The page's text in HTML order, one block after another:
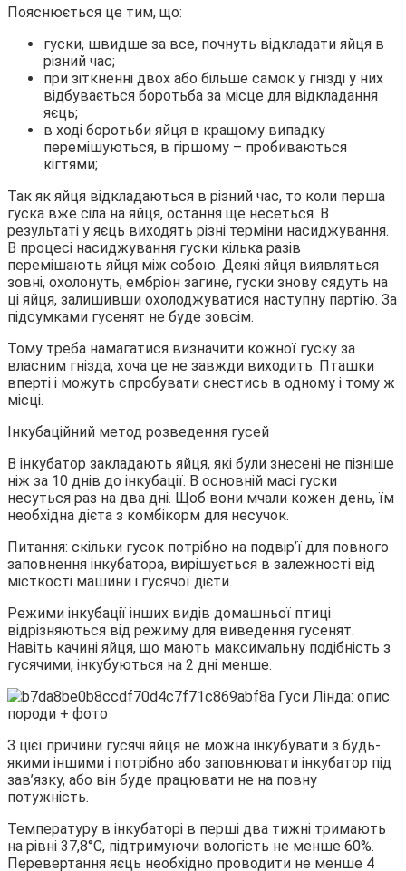
Пояснюється це тим, що:
гуски, швидше за все, почнуть відкладати яйця в
різний час;
при зіткненні двох або більше самок у гнізді у них
відбувається боротьба за місце для відкладання
яєць;
в ході боротьби яйця в кращому випадку
перемішуються, в гіршому – пробиваються
кігтями;
Так як яйця відкладаються в різний час, то коли перша
гуска вже сіла на яйця, остання ще несеться. В
результаті у яєць виходять різні терміни насиджування.
В процесі насиджування гуски кілька разів
перемішають яйця між собою. Деякі яйця виявляться
зовні, охолонуть, ембріон загине, гуски знову сядуть на
ці яйця, залишивши охолоджуватися наступну партію. За
підсумками гусенят не буде зовсім.
Тому треба намагатися визначити кожної гуску за
власним гнізда, хоча це не завжди виходить. Пташки
вперті і можуть спробувати снестись в одному і тому ж
місці.
Інкубаційний метод розведення гусей
В інкубатор закладають яйця, які були знесені не пізніше
ніж за 10 днів до інкубації. В основній масі гуски
несуться раз на два дні. Щоб вони мчали кожен день, їм
необхідна дієта з комбікорм для несучок.
Питання: скільки гусок потрібно на подвір’ї для повного
заповнення інкубатора, вирішується в залежності від
місткості машини і гусячої дієти.
Режими інкубації інших видів домашньої птиці
відрізняються від режиму для виведення гусенят.
Навіть качині яйця, що мають максимальну подібність з
гусячими, інкубуються на 2 дні менше.
З цієї причини гусячі яйця не можна інкубувати з будь-
якими іншими і потрібно або заповнювати інкубатор під
зав’язку, або він буде працювати не на повну
потужність.
Температуру в інкубаторі в перші два тижні тримають
на рівні 37,8°С, підтримуючи вологість не менше 60%.
Перевертання яєць необхідно проводити не менше 4